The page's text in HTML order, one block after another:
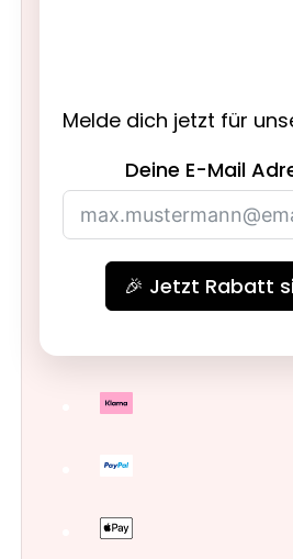
Melde dich jetzt für
Deine E-Mail
🎉 Jetzt Rabatt